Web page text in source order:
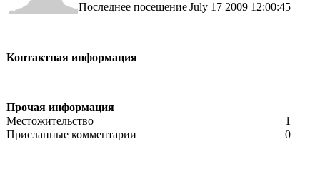
Последнее посещениеJuly 17 2009 12:00:45
Контактная информация
Прочая информация
Местожительство
1
Присланные комментарии
0